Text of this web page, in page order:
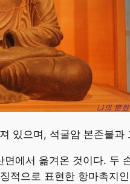
있으며, 석굴암 본존불과
에서 옮겨온 것이다. 두
적으로 표현한 항마촉지